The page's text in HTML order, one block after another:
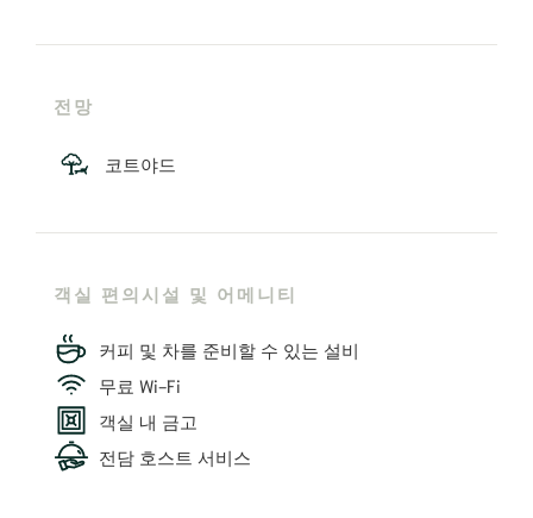
전망
코트야드
객실 편의시설 및 어메니티
커피 및 차를 준비할 수 있는 설비
무료 Wi-Fi
객실 내 금고
전담 호스트 서비스